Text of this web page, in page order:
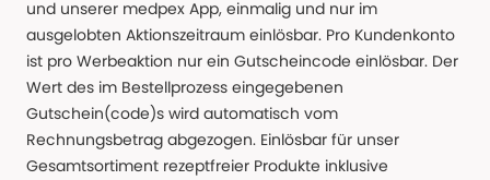
und unserer medpex App, einmalig und nur im
ausgelobten Aktionszeitraum einlösbar. Pro Kundenkonto
ist pro Werbeaktion nur ein Gutscheincode einlösbar. Der
Wert des im Bestellprozess eingegebenen
Gutschein(code)s wird automatisch vom
Rechnungsbetrag abgezogen. Einlösbar für unser
Gesamtsortiment rezeptfreier Produkte inklusive